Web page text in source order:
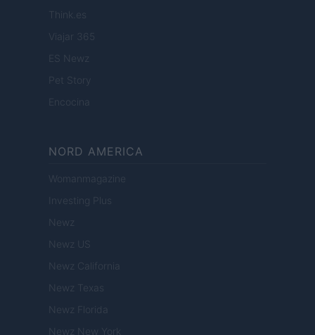
Think.es
Viajar 365
ES Newz
Pet Story
Encocina
NORD AMERICA
Womanmagazine
Investing Plus
Newz
Newz US
Newz California
Newz Texas
Newz Florida
Newz New York